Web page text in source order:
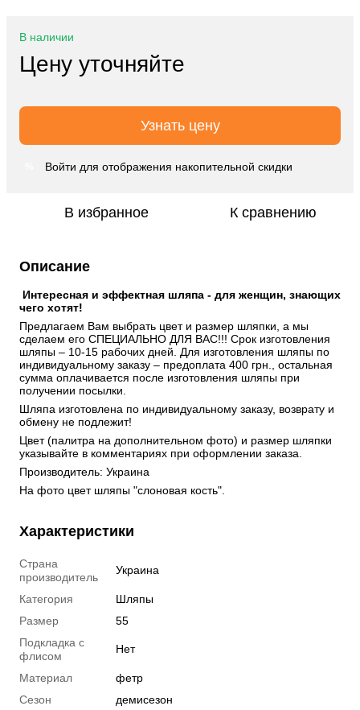
В наличии
Цену уточняйте
Узнать цену
Войти для отображения накопительной скидки
В избранное К сравнению
Описание
чего хотят!
Предлагаем Вам выбрать цвет и размер шляпки, а мы
сделаем его СПЕЦИАЛЬНО ДЛЯ ВАС!!! Срок изготовления
шляпы – 10-15 рабочих дней. Для изготовления шляпы по
индивидуальному заказу – предоплата 400 грн., остальная
сумма оплачивается после изготовления шляпы при
получении посылки.
Шляпа изготовлена ​​по индивидуальному заказу, возврату и
обмену не подлежит!
Цвет (палитра на дополнительном фото) и размер шляпки
указывайте в комментариях при оформлении заказа.
Производитель: Украина
На фото цвет шляпы "слоновая кость".
Характеристики
Страна
производитель
Украина
Категория
Шляпы
Размер
55
Подкладка с
флисом
Нет
Материал
фетр
Сезон
демисезон